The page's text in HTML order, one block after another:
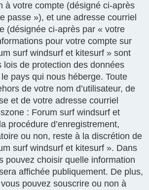
à votre compte (désigné ci-après
passe »), et une adresse courriel
(désignée ci-après par « votre
pour votre compte sur
surf windsurf et kitesurf » sont
lois de protection des données
pays qui nous héberge. Toute
de votre nom d’utilisateur, de
et de votre adresse courriel
: Forum surf windsurf et
procédure d’enregistrement,
ou non, reste à la discrétion de
surf windsurf et kitesurf ». Dans
pouvez choisir quelle information
affichée publiquement. De plus,
pouvez souscrire ou non à